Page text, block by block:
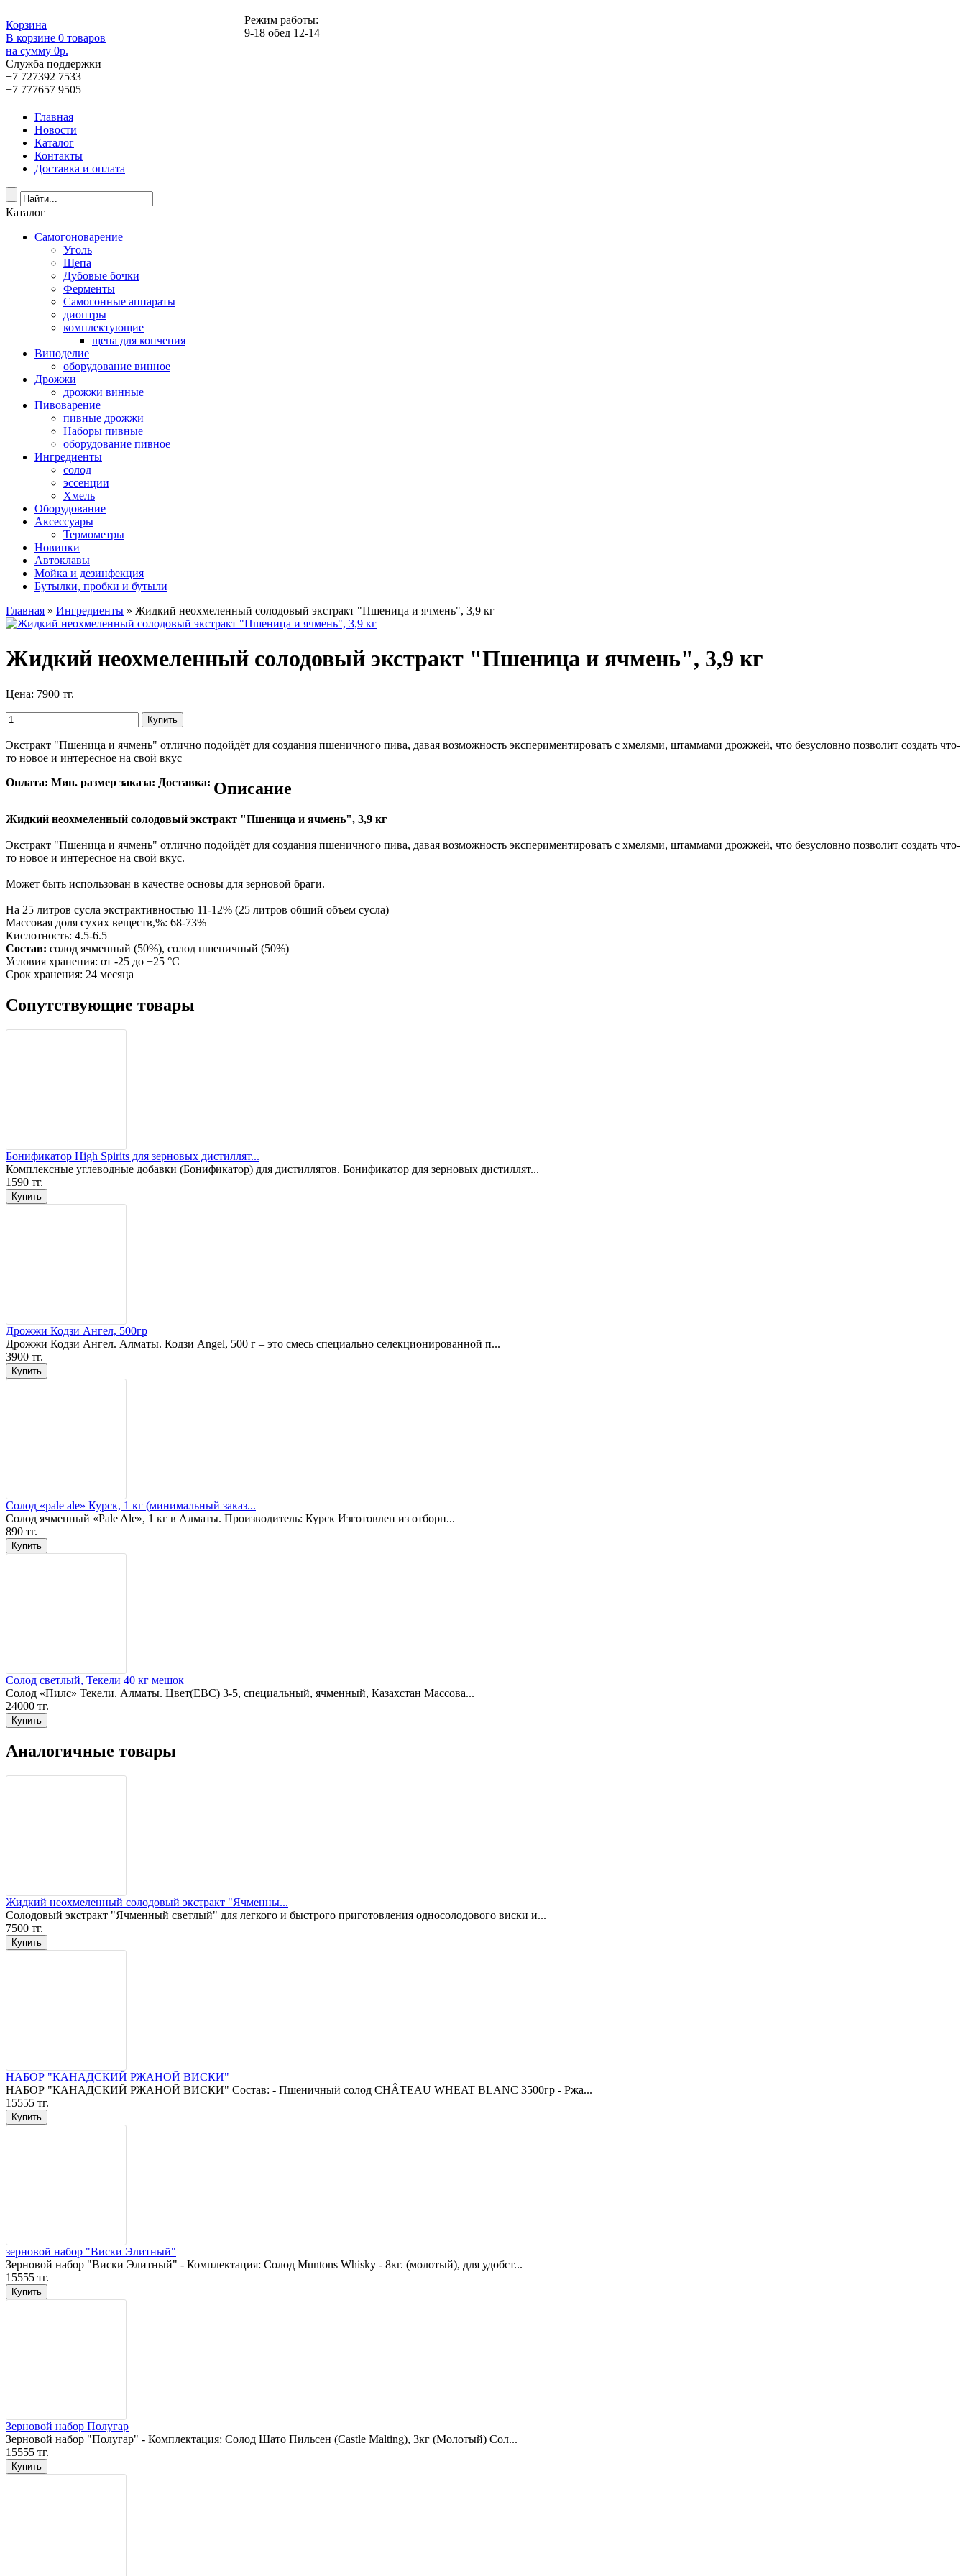
Режим работы:
9-18 обед 12-14
Корзина
В корзине 0 товаров
на сумму 0р.
Служба поддержки
+7 727392 7533
+7 777657 9505
Главная
Новости
Каталог
Контакты
Доставка и оплата
Каталог
Самогоноварение
Уголь
Щепа
Дубовые бочки
Ферменты
Самогонные аппараты
диоптры
комплектующие
щепа для копчения
Виноделие
оборудование винное
Дрожжи
дрожжи винные
Пивоварение
пивные дрожжи
Наборы пивные
оборудование пивное
Ингредиенты
солод
эссенции
Хмель
Оборудование
Аксессуары
Термометры
Новинки
Автоклавы
Мойка и дезинфекция
Бутылки, пробки и бутыли
Главная » Ингредиенты » Жидкий неохмеленный солодовый экстракт "Пшеница и ячмень", 3,9 кг
Жидкий неохмеленный солодовый экстракт "Пшеница и ячмень", 3,9 кг
Цена: 7900 тг.
Экстракт "Пшеница и ячмень" отлично подойдёт для создания пшеничного пива, давая возможность экспериментировать с хмелями, штаммами дрожжей, что безусловно позволит создать что-
то новое и интересное на свой вкус
Оплата: Мин. размер заказа: Доставка: Описание
Жидкий неохмеленный солодовый экстракт "Пшеница и ячмень", 3,9 кг
Экстракт "Пшеница и ячмень" отлично подойдёт для создания пшеничного пива, давая возможность экспериментировать с хмелями, штаммами дрожжей, что безусловно позволит создать что-
то новое и интересное на свой вкус.
Может быть использован в качестве основы для зерновой браги.
На 25 литров сусла экстрактивностью 11-12% (25 литров общий объем сусла)
Массовая доля сухих веществ,%: 68-73%
Кислотность: 4.5-6.5
Состав: солод ячменный (50%), солод пшеничный (50%)
Условия хранения: от -25 до +25 °С
Срок хранения: 24 месяца
Сопутствующие товары
Бонификатор High Spirits для зерновых дистиллят...
Комплексные углеводные добавки (Бонификатор) для дистиллятов. Бонификатор для зерновых дистиллят...
1590 тг.
Дрожжи Кодзи Ангел, 500гр
Дрожжи Кодзи Ангел. Алматы. Кодзи Angel, 500 г – это смесь специально селекционированной п...
3900 тг.
Солод «pale ale» Курск, 1 кг (минимальный заказ...
Солод ячменный «Pale Ale», 1 кг в Алматы. Производитель: Курск Изготовлен из отборн...
890 тг.
Солод светлый, Текели 40 кг мешок
Солод «Пилс» Текели. Алматы. Цвет(EBC) 3-5, специальный, ячменный, Казахстан Массова...
24000 тг.
Аналогичные товары
Жидкий неохмеленный солодовый экстракт "Ячменны...
Солодовый экстракт "Ячменный светлый" для легкого и быстрого приготовления односолодового виски и...
7500 тг.
НАБОР "КАНАДСКИЙ РЖАНОЙ ВИСКИ"
НАБОР "КАНАДСКИЙ РЖАНОЙ ВИСКИ" Состав: - Пшеничный солод CHÂTEAU WHEAT BLANC 3500гр - Ржа...
15555 тг.
зерновой набор "Виски Элитный"
Зерновой набор "Виски Элитный" - Комплектация: Солод Muntons Whisky - 8кг. (молотый), для удобст...
15555 тг.
Зерновой набор Полугар
Зерновой набор "Полугар" - Комплектация: Солод Шато Пильсен (Castle Malting), 3кг (Молотый) Сол...
15555 тг.